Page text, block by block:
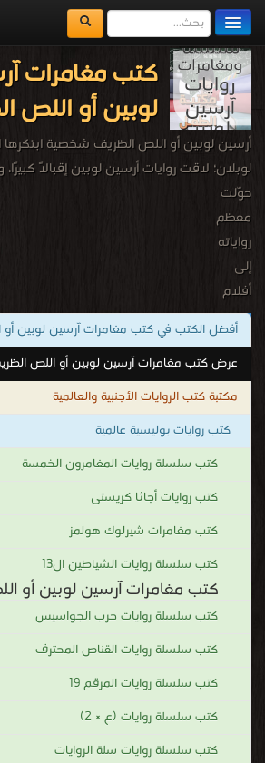
مكتبة الكتب
المكتبات
يُقرأ حالياً
الفهرس
اضف كتاب
كتب مغامرات
لوبين أو اللص
أرسين لوبين أو اللص الظريف شخصية
لوبلان؛ لاقت روايات أرسين لوبين إقبالاً
حوّلت
معظم
رواياته
إلى
أفلام
سينمائية
ومسلسلات
كرتونية
للأطفال
كما
ترجمت
العربية
أفضل الكتب في كتب مغامرات آرسين لوبين
عرض كتب مغامرات آرسين لوبين أو اللص
مكتبة كتب الروايات الأجنبية والعالمية
كتب روايات بوليسية عالمية
كتب سلسلة روايات المغامرون الخمسة
كتب روايات أجاثا كريستى
كتب مغامرات شيرلوك هولمز
كتب سلسلة روايات الشياطين ال13
كتب مغامرات آرسين لوبين أو
كتب سلسلة روايات حرب الجواسيس
كتب سلسلة روايات القناص المحترف
كتب سلسلة روايات المرقم 19
كتب سلسلة روايات (ع × 2)
كتب سلسلة روايات سلة الروايات